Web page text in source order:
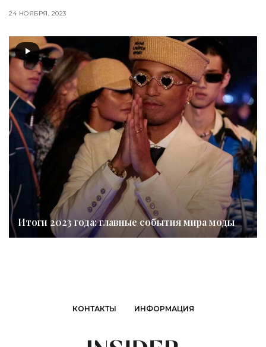
24 НОЯБРЯ, 2023
Итоги 2023 года: главные события мира моды
КОНТАКТЫ ИНФОРМАЦИЯ